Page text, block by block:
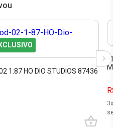
1:87 HO DIO STUDIOS 87436
3